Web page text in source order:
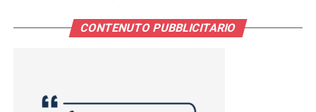
CONTENUTO PUBBLICITARIO